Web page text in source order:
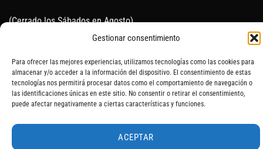
Gestionar consentimiento
Para ofrecer las mejores experiencias, utilizamos tecnologías como las cookies para
almacenar y/o acceder a la información del dispositivo. El consentimiento de estas
tecnologías nos permitirá procesar datos como el comportamiento de navegación o
las identificaciones únicas en este sitio. No consentir o retirar el consentimiento,
puede afectar negativamente a ciertas características y funciones.
ACEPTAR
(Cerrado los Sábados en Agosto)
SOBRE NOSOTROS CONTACTO AVISO LEGAL BLOG